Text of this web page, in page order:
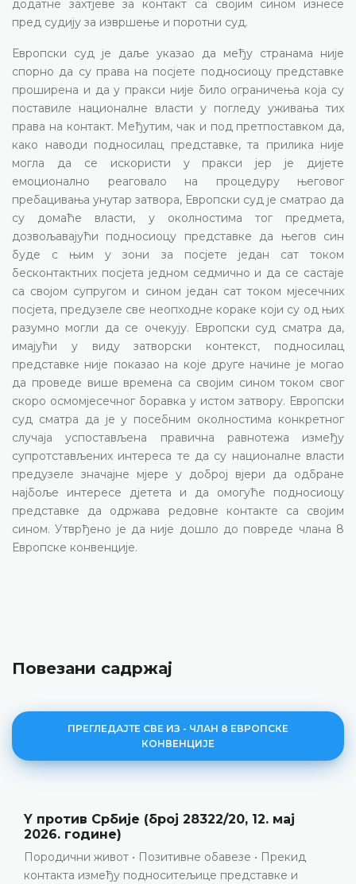
додатне захтјеве за контакт са својим сином изнесе
пред судију за извршење и поротни суд.
Европски суд је даље указао да међу странама није
спорно да су права на посјете подносиоцу представке
проширена и да у пракси није било ограничења која су
поставиле националне власти у погледу уживања тих
права на контакт. Међутим, чак и под претпоставком да,
како наводи подносилац представке, та прилика није
могла да се искористи у пракси јер је дијете
емоционално реаговало на процедуру његовог
пребацивања унутар затвора, Европски суд је сматрао да
су домаће власти, у околностима тог предмета,
дозвољавајући подносиоцу представке да његов син
буде с њим у зони за посјете један сат током
бесконтактних посјета једном седмично и да се састаје
са својом супругом и сином један сат током мјесечних
посјета, предузеле све неопходне кораке који су од њих
разумно могли да се очекују. Европски суд сматра да,
имајући у виду затворски контекст, подносилац
представке није показао на које друге начине је могао
да проведе више времена са својим сином током свог
скоро осмомјесечног боравка у истом затвору. Европски
суд сматра да је у посебним околностима конкретног
случаја успостављена правична равнотежа између
супротстављених интереса те да су националне власти
предузеле значајне мјере у доброј вјери да одбране
најбоље интересе дјетета и да омогуће подносиоцу
представке да одржава редовне контакте са својим
сином. Утврђено је да није дошло до повреде члана 8
Европске конвенције.
Повезани садржај
ПРЕГЛЕДАЈТЕ СВЕ ИЗ - ЧЛАН 8 ЕВРОПСКЕ
КОНВЕНЦИЈЕ
Елези против Албаније, представка
17141/21, пресуда од 23. јуна 2026.
Провјера имовине • Разрјешење дужности
Повреда члана 8. Европске конвенције